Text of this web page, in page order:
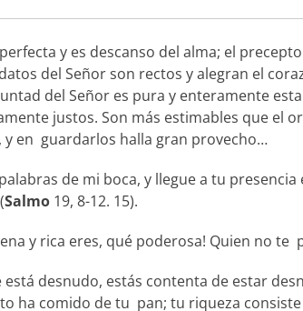
y es descanso del alma; el
del Señor son rectos y alegran el
del Señor es pura y enteramente
justos. Son más estimables que el
y en guardarlos halla gran provecho…
de mi boca, y llegue a tu
Salmo 19, 8-12. 15).
y rica eres, qué poderosa! Quien no
desnudo, estás contenta de estar
ha comido de tu pan; tu riqueza